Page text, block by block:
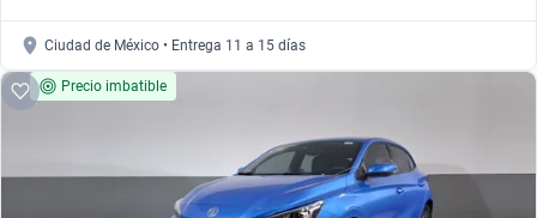
Ciudad de México • Entrega 11 a 15 días
Precio imbatible